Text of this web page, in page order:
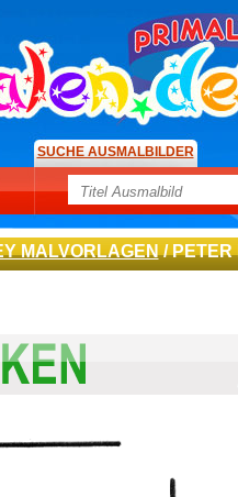
SUCHE AUSMALBILDER
MALVORLAGEN/ PETER